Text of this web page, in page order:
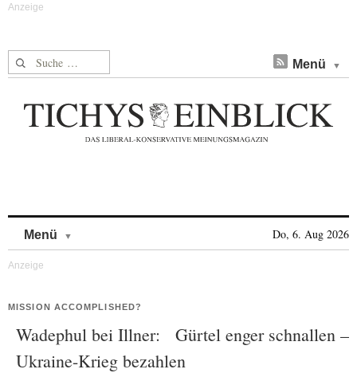
Suche nach: Menü
Menü Do, 6. Aug 2026
MISSION ACCOMPLISHED?
Wadephul bei Illner: Gürtel enger schnallen –
Ukraine-Krieg bezahlen